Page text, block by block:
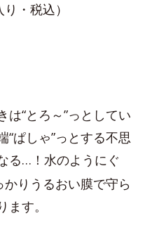
・税込）
“とろ～”っとしてい
“ぱしゃ”っとする不思
る…！水のようにぐ
りうるおい膜で守ら
す。